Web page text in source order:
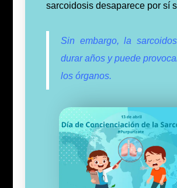
sarcoidosis desaparece por sí
Sin embargo, la
durar años y puede
los órganos.